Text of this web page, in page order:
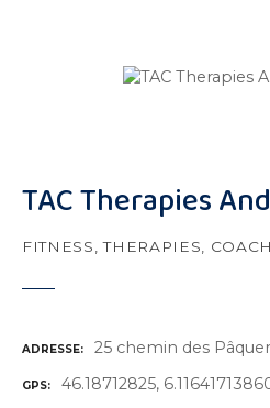
TAC Therapies
FITNESS, THERAPIES,
ADRESSE 25 chemin des
GPS 46.18712825,